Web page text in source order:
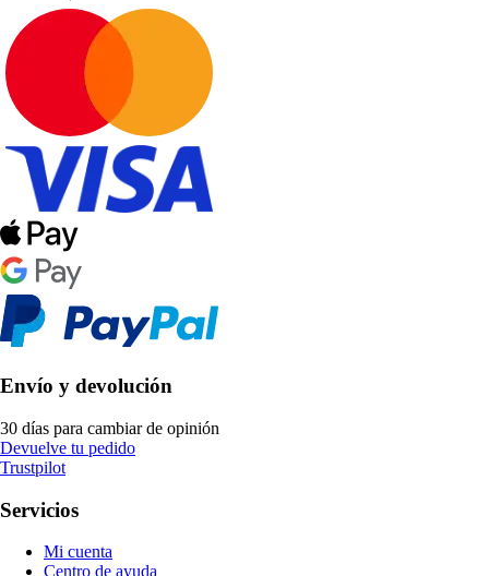
Envío y devolución
30 días para cambiar de opinión
Devuelve tu pedido
Trustpilot
Servicios
Mi cuenta
Centro de ayuda